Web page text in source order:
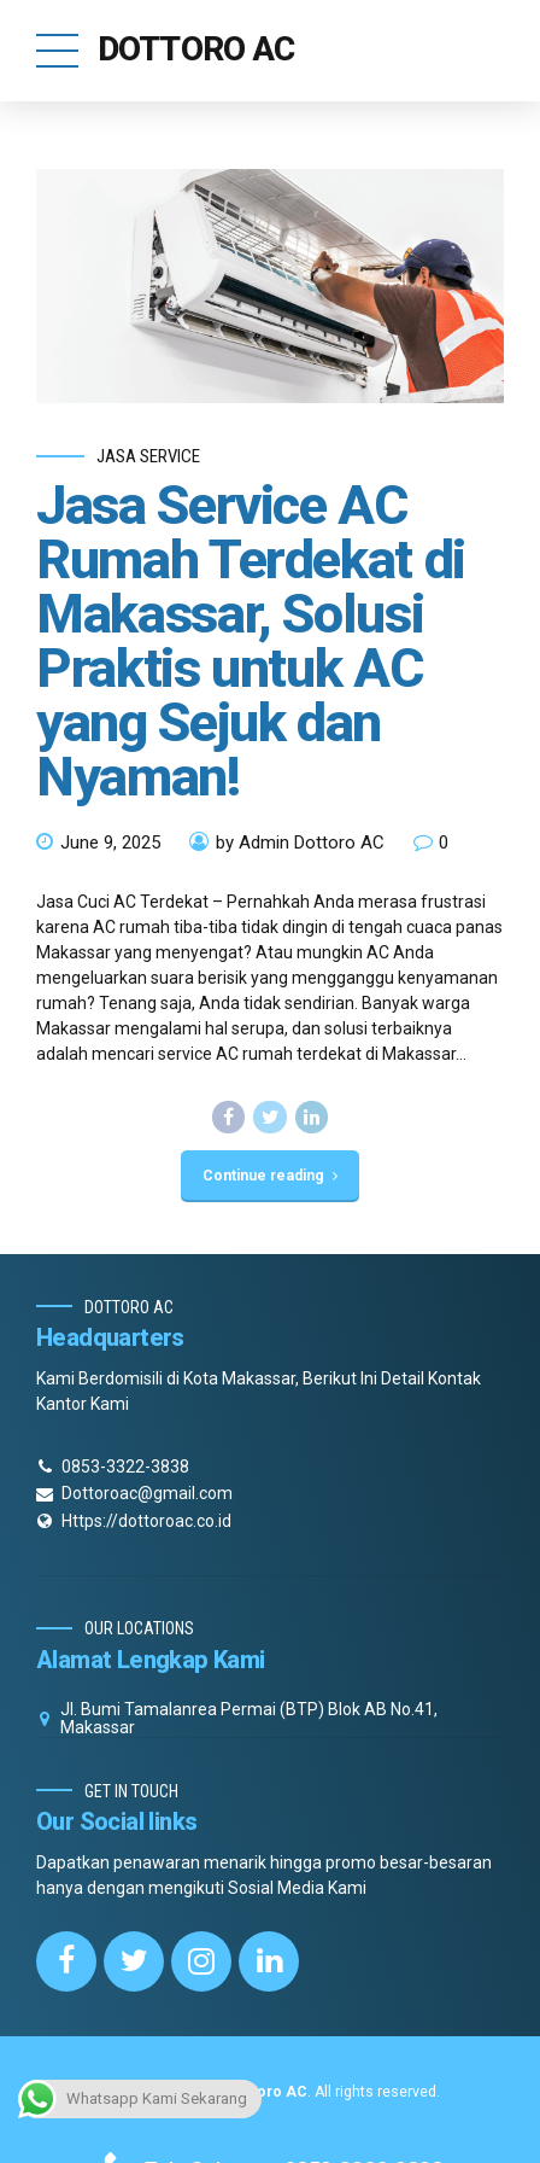
DOTTORO AC
JASA SERVICE
Jasa Service AC
Rumah Terdekat di
Makassar, Solusi
Praktis untuk AC
yang Sejuk dan
Nyaman!
June 9, 2025 by Admin Dottoro AC 0
Jasa Cuci AC Terdekat – Pernahkah Anda merasa frustrasi
karena AC rumah tiba-tiba tidak dingin di tengah cuaca panas
Makassar yang menyengat? Atau mungkin AC Anda
mengeluarkan suara berisik yang mengganggu kenyamanan
rumah? Tenang saja, Anda tidak sendirian. Banyak warga
Makassar mengalami hal serupa, dan solusi terbaiknya
adalah mencari service AC rumah terdekat di Makassar...
Continue reading
DOTTORO AC
Headquarters
Kami Berdomisili di Kota Makassar, Berikut Ini Detail Kontak
Kantor Kami
0853-3322-3838
Dottoroac@gmail.com
Https://dottoroac.co.id
OUR LOCATIONS
Alamat Lengkap Kami
Jl. Bumi Tamalanrea Permai (BTP) Blok AB No.41,
Makassar
GET IN TOUCH
Our Social links
Dapatkan penawaran menarik hingga promo besar-besaran
hanya dengan mengikuti Sosial Media Kami
Copyright © 2022. Dottoro AC. All rights reserved.
Whatsapp Kami Sekarang